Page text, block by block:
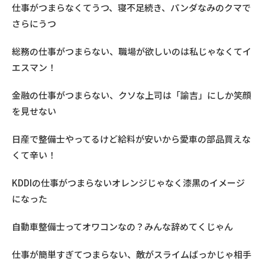
仕事がつまらなくてうつ、寝不足続き、パンダなみのクマで
さらにうつ
総務の仕事がつまらない、職場が欲しいのは私じゃなくてイ
エスマン！
金融の仕事がつまらない、クソな上司は「諭吉」にしか笑顔
を見せない
日産で整備士やってるけど給料が安いから愛車の部品買えな
くて辛い！
KDDIの仕事がつまらないオレンジじゃなく漆黒のイメージ
になった
自動車整備士ってオワコンなの？みんな辞めてくじゃん
仕事が簡単すぎてつまらない、敵がスライムばっかじゃ相手